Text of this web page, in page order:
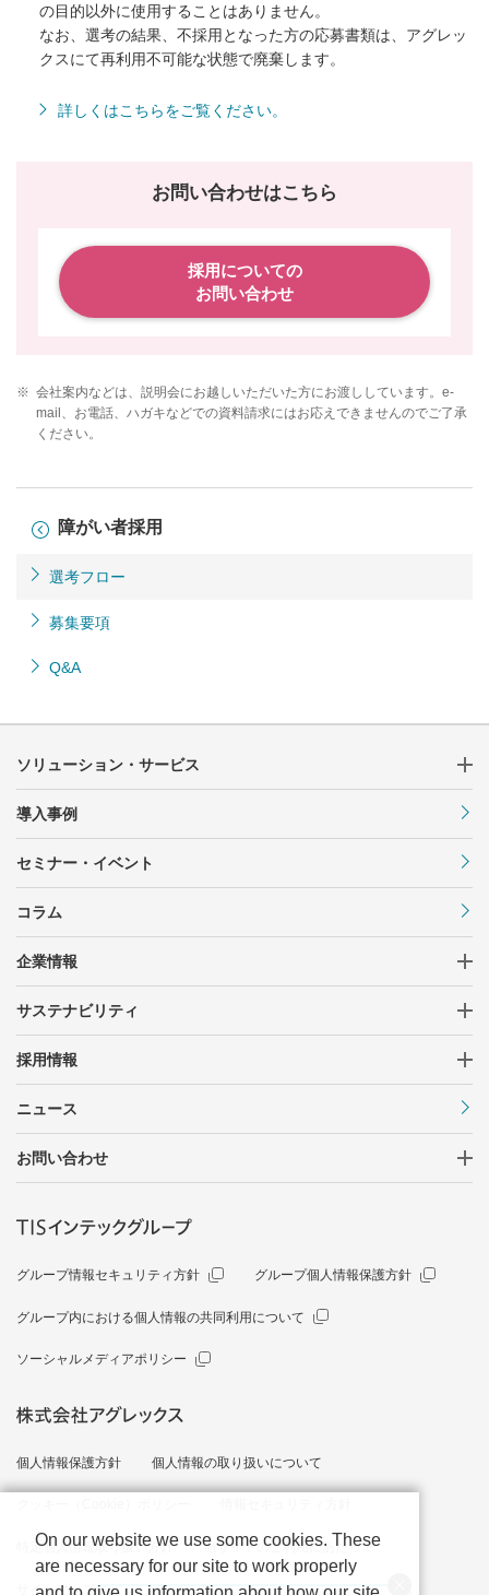
の目的以外に使用することはありません。
なお、選考の結果、不採用となった方の応募書類は、アグレッ
クスにて再利用不可能な状態で廃棄します。
詳しくはこちらをご覧ください。
お問い合わせはこちら
採用についての
お問い合わせ
※ 会社案内などは、説明会にお越しいただいた方にお渡ししています。e-
mail、お電話、ハガキなどでの資料請求にはお応えできませんのでご了承
ください。
障がい者採用
選考フロー
募集要項
Q&A
ソリューション・サービス
導入事例
セミナー・イベント
コラム
企業情報
サステナビリティ
採用情報
ニュース
お問い合わせ
グループ情報セキュリティ方針 グループ個人情報保護方針
グループ内における個人情報の共同利用について
ソーシャルメディアポリシー
個人情報保護方針 個人情報の取り扱いについて
特定個人情報取り扱い方針 当サイトのご利用にあたって
サイトマップ
On our website we use some cookies. These
are necessary for our site to work properly